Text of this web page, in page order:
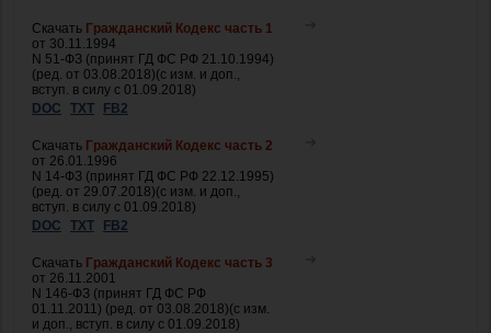
Скачать Гражданский Кодекс часть 1
от 30.11.1994
N 51-ФЗ (принят ГД ФС РФ 21.10.1994)
(ред. от 03.08.2018)(с изм. и доп.,
вступ. в силу с 01.09.2018)
DOC
TXT FB2
Скачать Гражданский Кодекс часть 2
от 26.01.1996
N 14-ФЗ (принят ГД ФС РФ 22.12.1995)
(ред. от 29.07.2018)(с изм. и доп.,
вступ. в силу с 01.09.2018)
DOC
TXT FB2
Скачать Гражданский Кодекс часть 3
от 26.11.2001
N 146-ФЗ (принят ГД ФС РФ
01.11.2011) (ред. от 03.08.2018)(с изм.
и доп., вступ. в силу с 01.09.2018)